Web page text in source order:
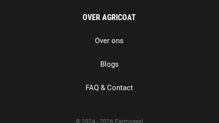
OVER AGRICOAT
Over ons
Blogs
FAQ & Contact
© 2024 - 2026 Farmoseal